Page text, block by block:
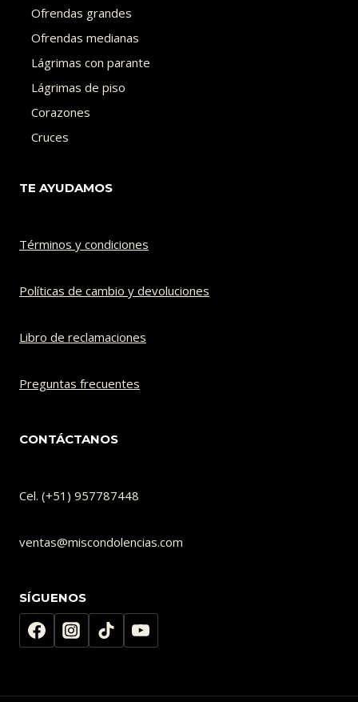
Ofrendas grandes
Ofrendas medianas
Lágrimas con parante
Lágrimas de piso
Corazones
Cruces
TE AYUDAMOS
Términos y condiciones
Políticas de cambio y devoluciones​
Libro de reclamaciones
Preguntas frecuentes
CONTÁCTANOS
Cel. (+51) 957787448
ventas@miscondolencias.com
SÍGUENOS